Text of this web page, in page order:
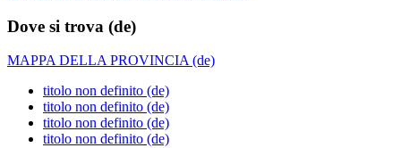
Dove si trova (de)
MAPPA DELLA PROVINCIA (de)
titolo non definito (de)
titolo non definito (de)
titolo non definito (de)
titolo non definito (de)